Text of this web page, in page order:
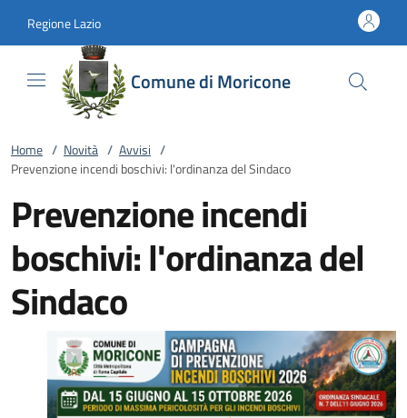
Regione Lazio
Comune di Moricone
Home / Novità / Avvisi /
Prevenzione incendi boschivi: l'ordinanza del Sindaco
Prevenzione incendi
boschivi: l'ordinanza del
Sindaco